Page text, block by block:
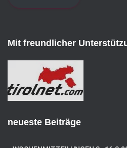
d
e
s
e
Mit freundlicher
neueste Beiträge